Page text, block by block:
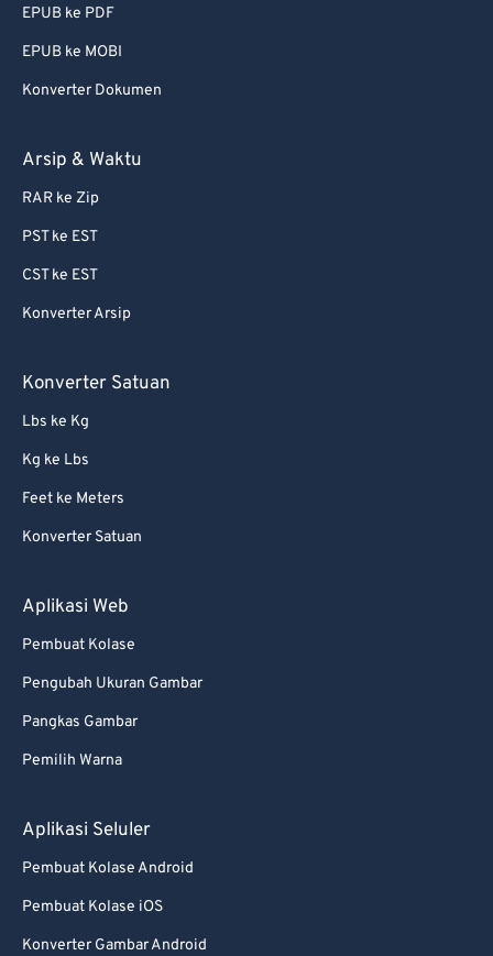
EPUB ke PDF
EPUB ke MOBI
Konverter Dokumen
Arsip & Waktu
RAR ke Zip
PST ke EST
CST ke EST
Konverter Arsip
Konverter Satuan
Lbs ke Kg
Kg ke Lbs
Feet ke Meters
Konverter Satuan
Aplikasi Web
Pembuat Kolase
Pengubah Ukuran Gambar
Pangkas Gambar
Pemilih Warna
Aplikasi Seluler
Pembuat Kolase Android
Pembuat Kolase iOS
Konverter Gambar Android